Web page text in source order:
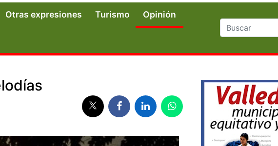
Otras expresiones Turismo Opinión